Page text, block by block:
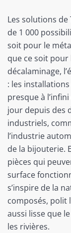
Les solutions
de 1 000
soit pour le
que ce soit pour
décalaminage,
: les
presque à
jour depuis des
industriels,
l’industrie
de la bijouterie.
pièces qui
surface
s’inspire de la
composés, polit
aussi lisse que
les rivières.